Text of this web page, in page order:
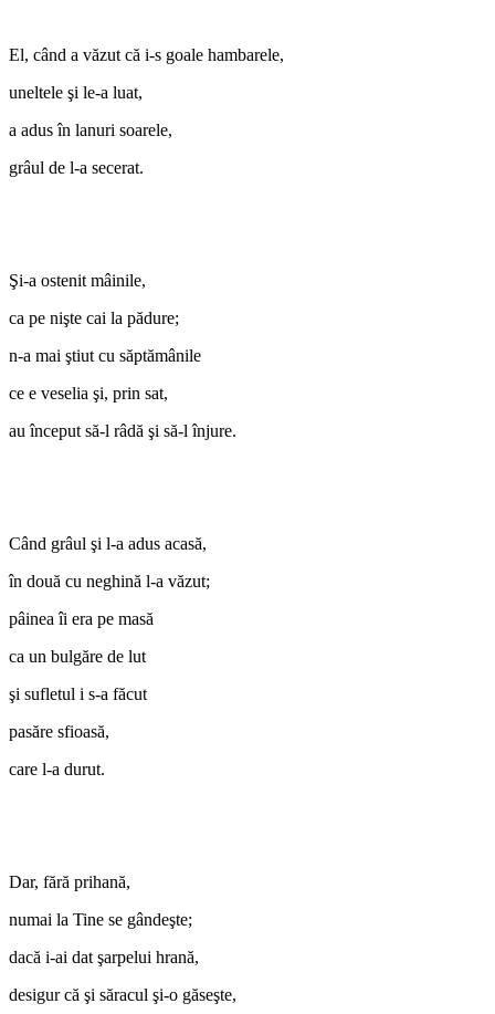
El, când a văzut că i-s goale hambarele,
uneltele şi le-a luat,
a adus în lanuri soarele,
grâul de l-a secerat.
Şi-a ostenit mâinile,
ca pe nişte cai la pădure;
n-a mai ştiut cu săptămânile
ce e veselia şi, prin sat,
au început să-l râdă şi să-l înjure.
Când grâul şi l-a adus acasă,
în două cu neghină l-a văzut;
pâinea îi era pe masă
ca un bulgăre de lut
şi sufletul i s-a făcut
pasăre sfioasă,
care l-a durut.
Dar, fără prihană,
numai la Tine se gândeşte;
dacă i-ai dat şarpelui hrană,
desigur că şi săracul şi-o găseşte,